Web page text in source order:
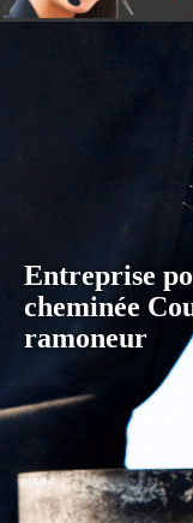
Entreprise
cheminée
ramoneur